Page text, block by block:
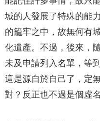
城的人發展了特殊的能
的籠牢之中，故無何有
化遺產。不過，後來，
未及申請列入名單，等
這是源自於自己了，定
對？反正也不過是個虛